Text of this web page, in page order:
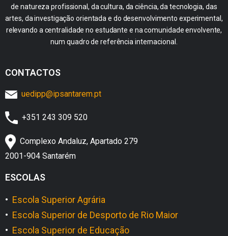
de natureza profissional, da cultura, da ciência, da tecnologia, das
artes, da investigação orientada e do desenvolvimento experimental,
relevando a centralidade no estudante e na comunidade envolvente,
num quadro de referência internacional.
CONTACTOS
uedipp@ipsantarem.pt
+351 243 309 520
Complexo Andaluz, Apartado 279
2001-904 Santarém
ESCOLAS
• Escola Superior Agrária
• Escola Superior de Desporto de Rio Maior
• Escola Superior de Educação